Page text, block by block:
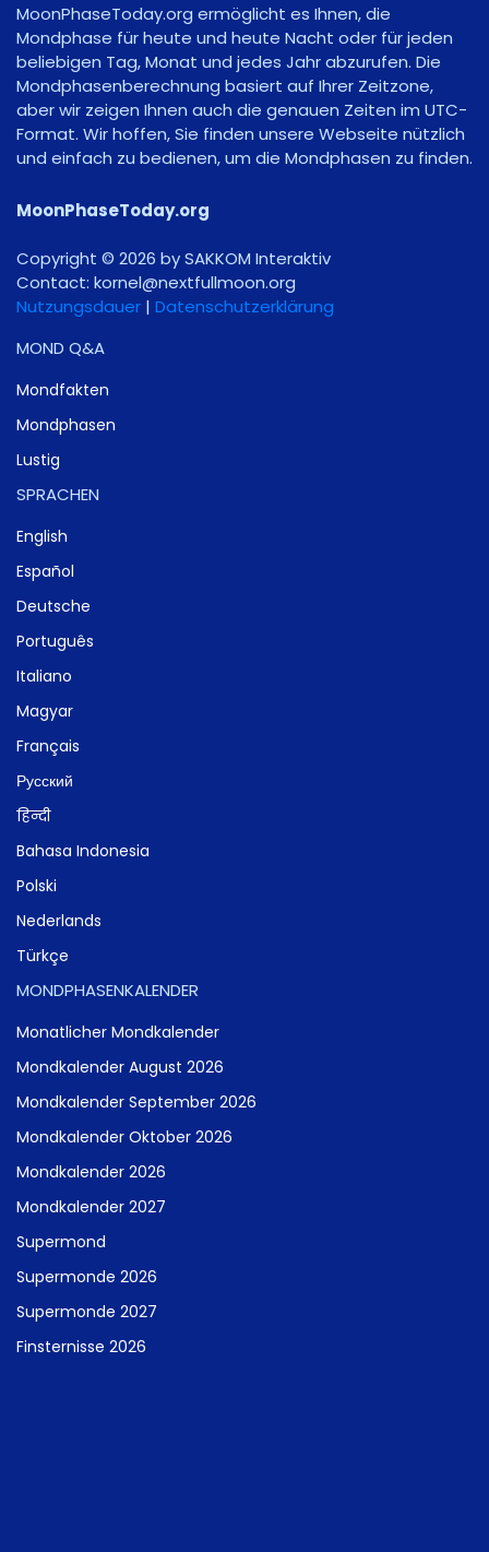
MoonPhaseToday.org ermöglicht es Ihnen, die
Mondphase für heute und heute Nacht oder für jeden
beliebigen Tag, Monat und jedes Jahr abzurufen. Die
Mondphasenberechnung basiert auf Ihrer Zeitzone,
aber wir zeigen Ihnen auch die genauen Zeiten im UTC-
Format. Wir hoffen, Sie finden unsere Webseite nützlich
und einfach zu bedienen, um die Mondphasen zu finden.
MoonPhaseToday.org
Copyright © 2026 by SAKKOM Interaktiv
Contact: gro.noomlluftxen@lenrok
Nutzungsdauer | Datenschutzerklärung
MOND Q&A
Mondfakten
Mondphasen
Lustig
SPRACHEN
English
Español
Deutsche
Português
Italiano
Magyar
Français
Русский
हिन्दी
Bahasa Indonesia
Polski
Nederlands
Türkçe
MONDPHASENKALENDER
Monatlicher Mondkalender
Mondkalender August 2026
Mondkalender September 2026
Mondkalender Oktober 2026
Mondkalender 2026
Mondkalender 2027
Supermond
Supermonde 2026
Supermonde 2027
Finsternisse 2026